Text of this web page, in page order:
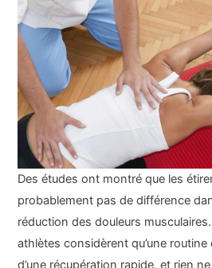
Des études ont montré que les
probablement pas de différence
réduction des douleurs
athlètes considèrent qu’une routine
d’une récupération rapide, et rien